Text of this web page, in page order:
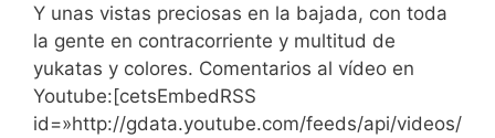
Y unas vistas preciosas en la bajada, con toda
la gente en contracorriente y multitud de
yukatas y colores. Comentarios al vídeo en
Youtube:[cetsEmbedRSS
id=»http://gdata.youtube.com/feeds/api/videos/